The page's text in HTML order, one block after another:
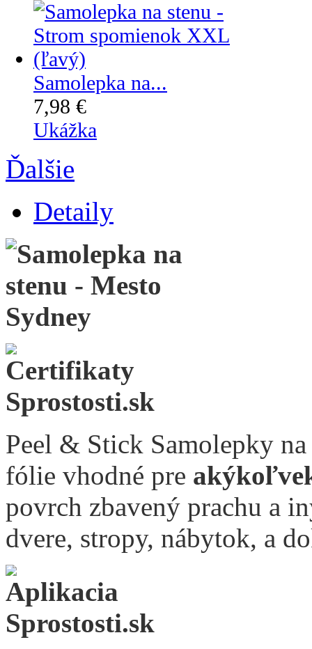
Samolepka na...
7,98 €
Ukážka
Ďalšie
Detaily
Peel & Stick Samolepky
fólie vhodné pre
povrch zbavený prachu a
dvere, stropy, nábytok, a